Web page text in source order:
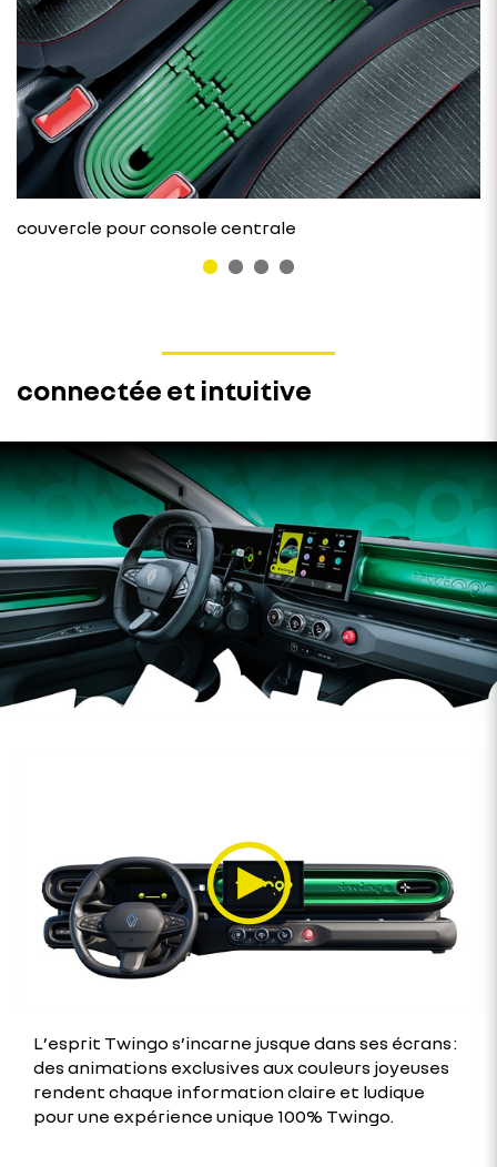
couvercle pour console centrale
connectée et intuitive
L’esprit Twingo s’incarne jusque dans ses écrans :
des animations exclusives aux couleurs joyeuses
rendent chaque information claire et ludique
pour une expérience unique 100% Twingo.